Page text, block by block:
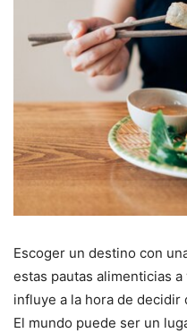
Escoger un destino con
estas pautas alimenticias
influye a la hora de decidir
El mundo puede ser un